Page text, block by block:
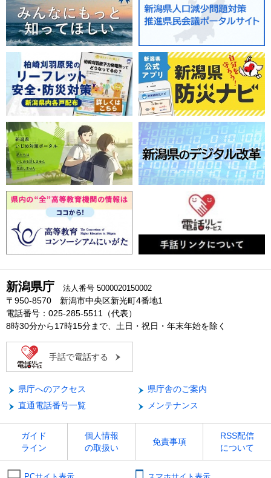
新潟県庁 法人番号 5000020150002
〒950-8570 新潟市中央区新光町4番地1
電話番号：025-285-5511（代表）
8時30分から17時15分まで、土日・祝日・年末年始を除く
手話で電話する
県庁へのアクセス
県庁舎のご案内
直通電話番号一覧
メンテナンス
ガイド
ライン
個人情報
の取扱い
免責事項
RSS配信
について